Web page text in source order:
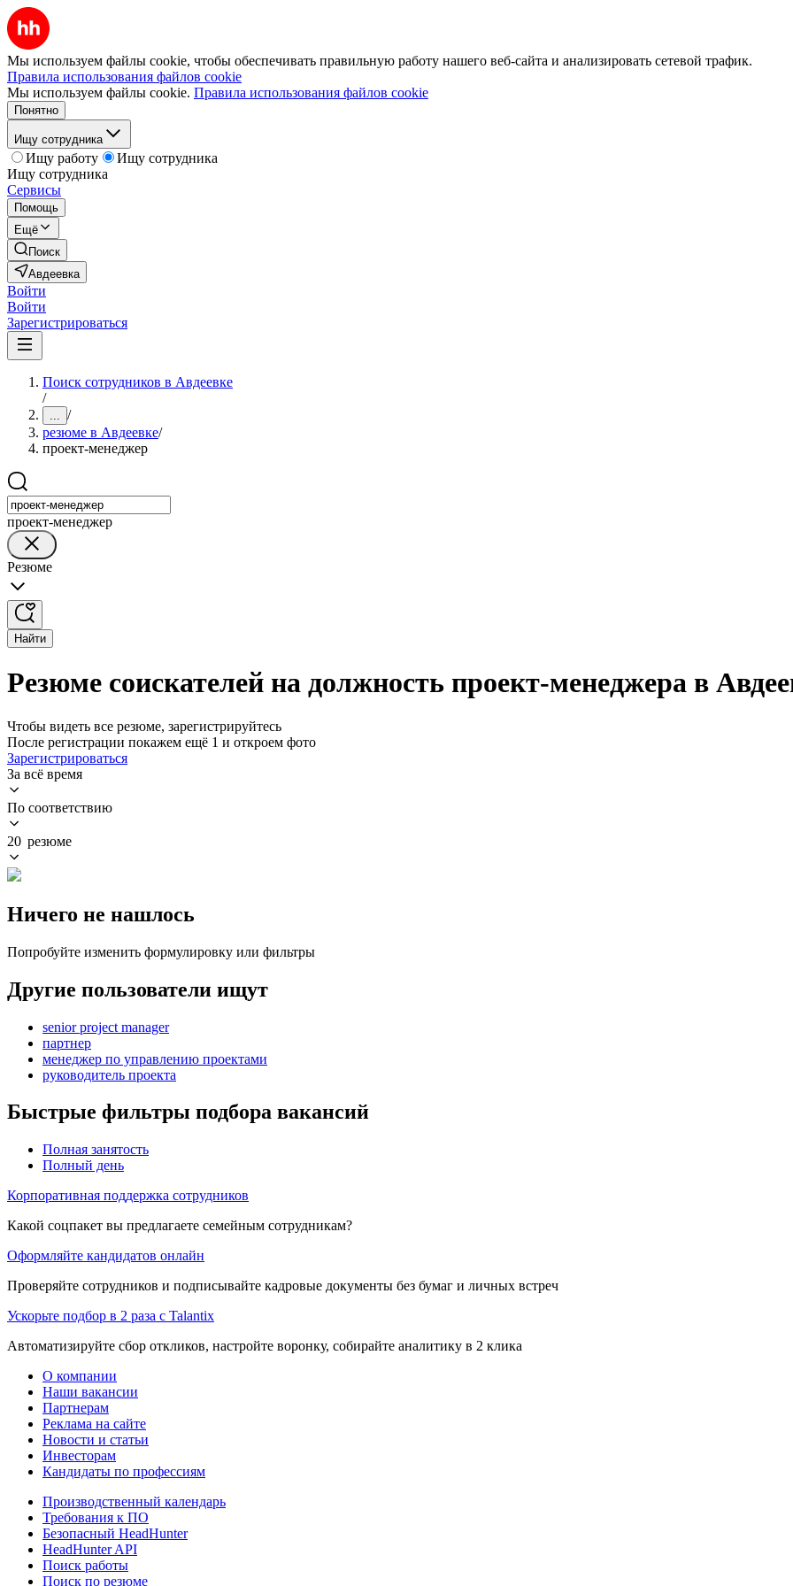
Мы используем файлы cookie, чтобы обеспечивать правильную работу нашего веб-сайта и анализировать сетевой трафик.
Правила использования файлов cookie
Мы используем файлы cookie. Правила использования файлов cookie
Понятно
Ищу сотрудника
Ищу работу
Ищу сотрудника
Ищу сотрудника
Сервисы
Помощь
Ещё
Поиск
Авдеевка
Войти
Войти
Зарегистрироваться
Поиск сотрудников в Авдеевке
/
... /
резюме в Авдеевке/
проект-менеджер
проект-менеджер
Резюме
Найти
Резюме соискателей на должность проект-менеджера в
Чтобы видеть все резюме, зарегистрируйтесь
После регистрации покажем ещё 1 и откроем фото
Зарегистрироваться
За всё время
По соответствию
20 резюме
Ничего не нашлось
Попробуйте изменить формулировку или фильтры
Другие пользователи ищут
senior project manager
партнер
менеджер по управлению проектами
руководитель проекта
Быстрые фильтры подбора вакансий
Полная занятость
Полный день
Корпоративная поддержка сотрудников
Какой соцпакет вы предлагаете семейным сотрудникам?
Оформляйте кандидатов онлайн
Проверяйте сотрудников и подписывайте кадровые документы без бумаг и личных встреч
Ускорьте подбор в 2 раза с Talantix
Автоматизируйте сбор откликов, настройте воронку, собирайте аналитику в 2 клика
О компании
Наши вакансии
Партнерам
Реклама на сайте
Новости и статьи
Инвесторам
Кандидаты по профессиям
Производственный календарь
Требования к ПО
Безопасный HeadHunter
HeadHunter API
Поиск работы
Поиск по резюме